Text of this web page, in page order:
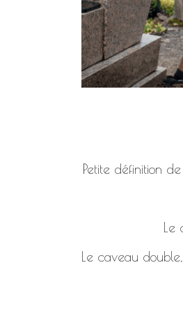
Petite définition
Le
Le caveau